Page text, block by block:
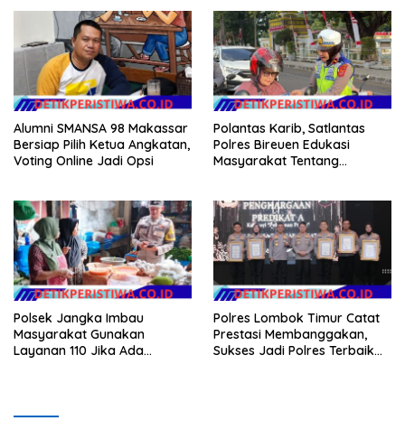
Alumni SMANSA 98 Makassar
Bersiap Pilih Ketua Angkatan,
Voting Online Jadi Opsi
Polantas Karib, Satlantas
Polres Bireuen Edukasi
Masyarakat Tentang
Polsek Jangka Imbau
Masyarakat Gunakan
Layanan 110 Jika Ada
Polres Lombok Timur Catat
Prestasi Membanggakan,
Sukses Jadi Polres Terbaik